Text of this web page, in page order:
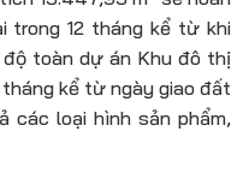
trong 12 tháng kể từ khi
toàn dự án Khu đô thị
kể từ ngày giao đất
các loại hình sản phẩm,